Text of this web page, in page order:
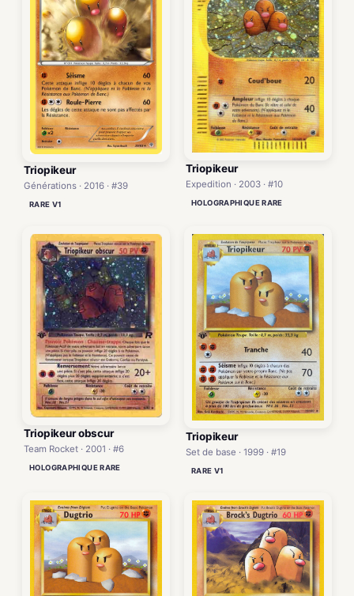
Triopikeur
Générations · 2016 · #39
RARE V1
Triopikeur
Expedition · 2003 · #10
HOLOGRAPHIQUE RARE
Triopikeur obscur
Team Rocket · 2001 · #6
HOLOGRAPHIQUE RARE
Triopikeur
Set de base · 1999 · #19
RARE V1